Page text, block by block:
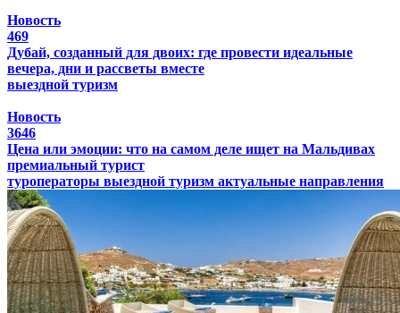
Новость
469
Дубай, созданный для двоих: где провести идеальные
вечера, дни и рассветы вместе
выездной туризм
Новость
3646
Цена или эмоции: что на самом деле ищет на Мальдивах
премиальный турист
туроператоры выездной туризм актуальные направления